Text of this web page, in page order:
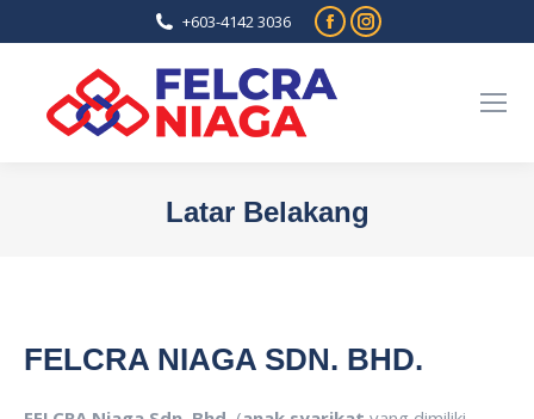
+603-4142 3036
FacebookInstagram
Latar Belakang
FELCRA NIAGA SDN. BHD.